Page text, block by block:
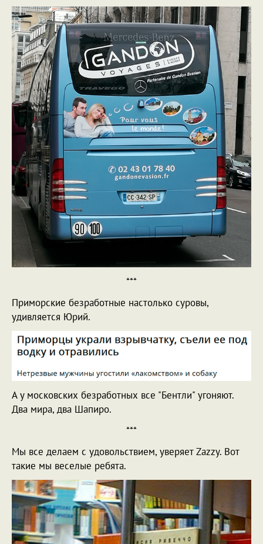
***
Приморские безработные настолько суровы,
удивляется Юрий.
А у московских безработных все "Бентли" угоняют.
Два мира, два Шапиро.
***
Мы все делаем с удовольствием, уверяет Zazzy. Вот
такие мы веселые ребята.